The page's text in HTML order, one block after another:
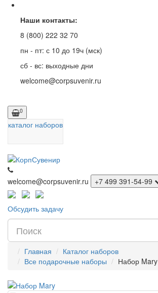
Наши контакты:
8 (800) 222 32 70
пн - пт: с 10 до 19ч (мск)
сб - вс: выходные дни
welcome@corpsuvenir.ru
0
каталог наборов
welcome@corpsuvenir.ru +7 499 391-54-99
Обсудить задачу
Главная
Каталог наборов
Все подарочные наборы
Набор Mary